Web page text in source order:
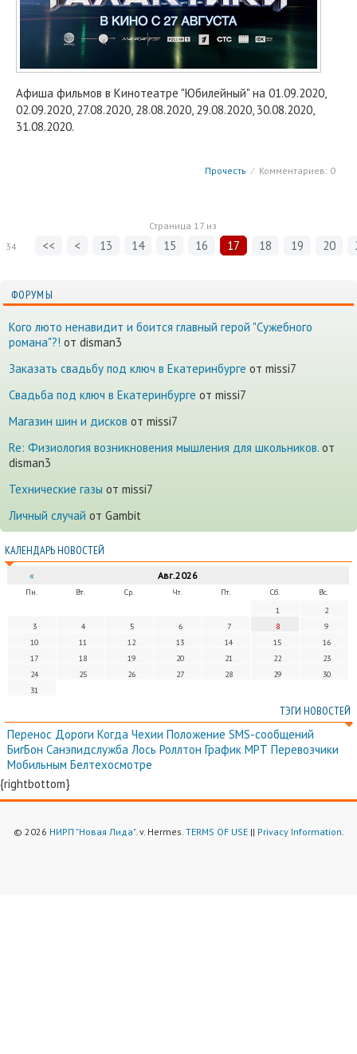
Афиша фильмов в Кинотеатре "Юбилейный" на 01.09.2020,
02.09.2020, 27.08.2020, 28.08.2020, 29.08.2020, 30.08.2020,
31.08.2020.
Прочесть ⁄ Комментариев: 0
Страница 17из
34
<< < 13 14 15 16 17 18 19 20
ФОРУМЫ
Кого люто ненавидит и боится главный герой "Сужебного
романа"?! от disman3
Заказать свадьбу под ключ в Екатеринбурге от missi7
Cвадьба под ключ в Екатеринбурге от missi7
Магазин шин и дисков от missi7
Re: Физиология возникновения мышления для школьников. от
disman3
Технические газы от missi7
Личный случай от Gambit
КАЛЕНДАРЬ НОВОСТЕЙ
« Авг.2026
Пн. Вт. Ср. Чт. Пт. Сб.
Вс.
1
2
3
4 5 6 7 8
9
10
11 12 13 14 15
16
17
18 19 20 21 22
23
24
25 26 27 28 29
30
31
ТЭГИ НОВОСТЕЙ
Перенос Дороги Когда Чехии Положение SMS-сообщений
БигБон Санэпидслужба Лось Роллтон График МРТ Перевозчики
Мобильным Белтехосмотре
{rightbottom}
© 2026 НИРП "Новая Лида". v. Hermes. TERMS OF USE|| Privacy Information.